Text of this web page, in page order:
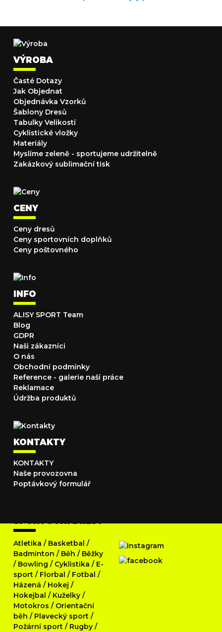
VÝROBA
Časté Dotazy
Jak Objednat
Objednávka Vzorků
Šablony Dresů
Tabulky Velikostí
Cyklistické vložky
Materiály
Myslíme zeleně - sportujeme udržitelně
Zakázkový sublimační tisk
CENY
Ceny dresů
Ceny sportovních doplňků
Ceny poštovného
INFO
ALISY SPORT Team
Blog
GDPR
Naši zákazníci
O nás
Obchodní podmínky
Reference - galerie naší práce
Reklamace
Údržba produktů
KONTAKTY
KONTAKTY
Naše provozovna
Poptávkový formulář
SPORTOVNÍ DRESY
Atletika / Basketbal /
Badminton / Běh / Běžky
/ Bowling / Cyklistika / E-
sport / Florbal / Fotbal /
Házená / Hokej /
Hokejbal / Kuželky /
Motokros / Orientační
běh / Plavecký sport /
Požární sport / Rugby /